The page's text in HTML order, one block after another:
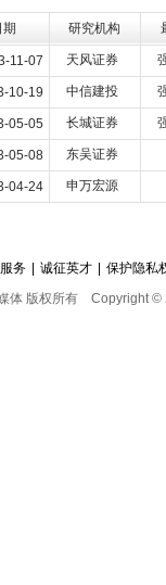
期 研究机构
11-07 天风证券
10-19 中信建投
05-05 长城证券
05-08 东吴证券
04-24 申万宏源
务 诚征英才
保护隐私
体 版权所有 Copyright ©